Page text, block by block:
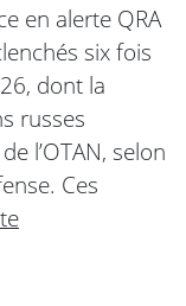
en alerte QRA
six fois
dont la
russes
l’OTAN, selon
Ces